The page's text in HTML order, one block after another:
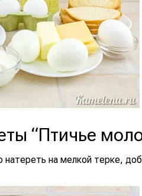
“Птичье
на мелкой терке,